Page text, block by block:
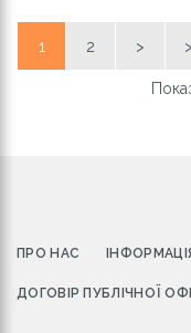
1 2 > >|
ПРО НАС
ДОГОВІР ПУБЛІЧНОЇ